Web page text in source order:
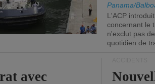
Panama/
L'ACP
concernant le
n'exclut pas
quotidien de
avec